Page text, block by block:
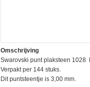
Omschrijving
Swarovski punt plaksteen 1028
Verpakt per 144 stuks.
Dit puntsteentje is 3,00 mm.